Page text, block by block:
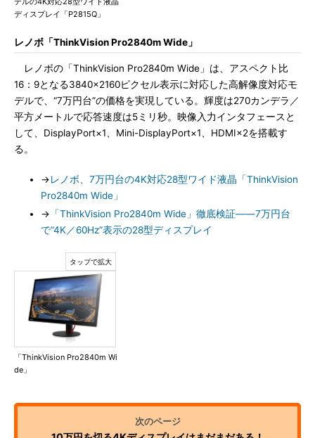
ディスプレイ「P2815Q」
レノボ「ThinkVision Pro2840m Wide」
レノボの「ThinkVision Pro2840m Wide」は、アスペクト比
16：9となる3840×2160ピクセル表示に対応した高解像度対応モ
デルで、“7万円台”の価格を実現している。輝度は270カンデラ／
平方メートルで応答速度は5ミリ秒。映像入力インタフェースと
して、DisplayPort×1、Mini-DisplayPort×1、HDMI×2を搭載す
る。
→レノボ、7万円台の4K対応28型ワイド液晶「ThinkVision
Pro2840m Wide」
→ 「ThinkVision Pro2840m Wide」徹底検証――7万円台
で“4K／60Hz”表示の28型ディスプレイ
「ThinkVision Pro2840m Wi
de」